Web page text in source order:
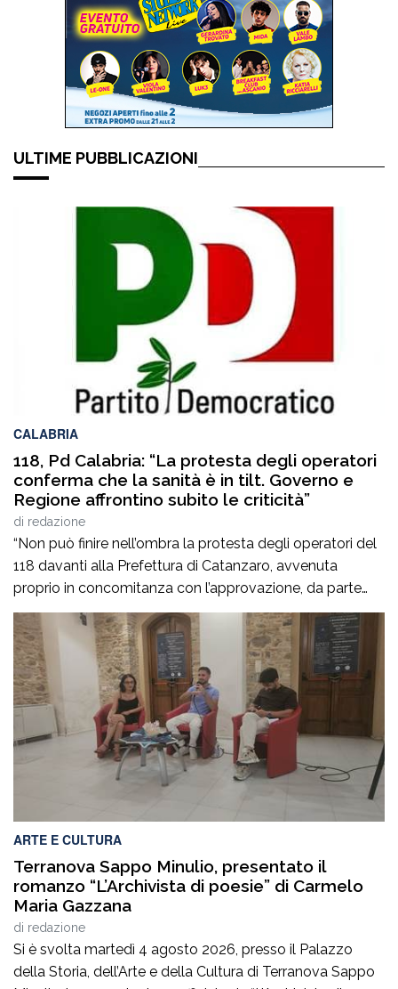
ULTIME PUBBLICAZIONI
CALABRIA
118, Pd Calabria: “La protesta degli operatori
conferma che la sanità è in tilt. Governo e
Regione affrontino subito le criticità”
di redazione
“Non può finire nell’ombra la protesta degli operatori del
118 davanti alla Prefettura di Catanzaro, avvenuta
proprio in concomitanza con l’approvazione, da parte
del Consiglio dei ministri, del nuovo Programma
operativo della sanità calabrese per il triennio 2026-
2028. È l’ennesima denuncia del personale della sanità,
che attesta una crisi gravissima del settore, purtroppo
negata dai […]
ARTE E CULTURA
Terranova Sappo Minulio, presentato il
romanzo “L’Archivista di poesie” di Carmelo
Maria Gazzana
di redazione
Si è svolta martedì 4 agosto 2026, presso il Palazzo
della Storia, dell’Arte e della Cultura di Terranova Sappo